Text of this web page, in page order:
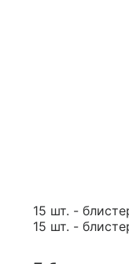
15 шт. -
15 шт. -